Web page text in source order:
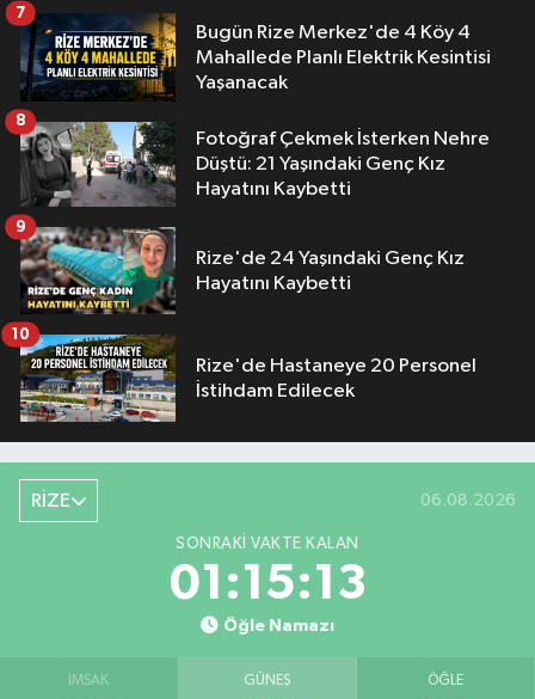
Bugün Rize Merkez'de 4 Köy 4
Mahallede Planlı Elektrik Kesintisi
Yaşanacak
7
Fotoğraf Çekmek İsterken Nehre
Düştü: 21 Yaşındaki Genç Kız
Hayatını Kaybetti
8
Rize'de 24 Yaşındaki Genç Kız
Hayatını Kaybetti
9
Rize'de Hastaneye 20 Personel
İstihdam Edilecek
10
RİZE 06.08.2026
SONRAKI VAKTE KALAN
01:15:12
Öğle Namazı
İMSAK GÜNEŞ ÖĞLE